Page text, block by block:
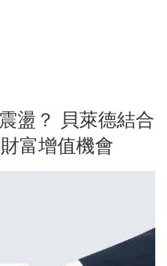
盪？ 貝萊德結合
富增值機會